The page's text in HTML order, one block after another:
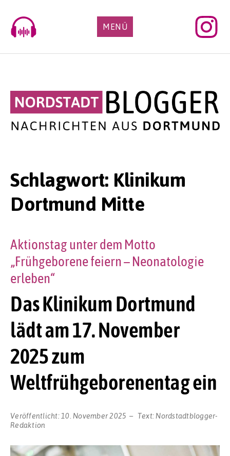
content
MENÜ
Schlagwort: Klinikum
Dortmund Mitte
Das Klinikum Dortmund
lädt am 17. November
2025 zum
Weltfrühgeborenentag ein
Aktionstag unter dem Motto
„Frühgeborene feiern – Neonatologie
erleben“
Veröffentlicht: 10. November 2025 Text: Nordstadtblogger-
Redaktion